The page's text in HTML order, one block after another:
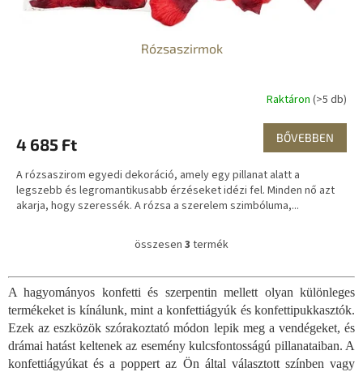
Rózsaszirmok
Raktáron (>5 db)
4 685 Ft BŐVEBBEN
A rózsaszirom egyedi dekoráció, amely egy pillanat alatt a
legszebb és legromantikusabb érzéseket idézi fel. Minden nő azt
akarja, hogy szeressék. A rózsa a szerelem szimbóluma,...
L
s
t
a
i
r
á
összesen 3 termék
A hagyományos konfetti és szerpentin mellett olyan különleges
termékeket is kínálunk, mint a konfettiágyúk és konfettipukkasztók.
Ezek az eszközök szórakoztató módon lepik meg a vendégeket, és
drámai hatást keltenek az esemény kulcsfontosságú pillanataiban. A
konfettiágyúkat és a poppert az Ön által választott színben vagy